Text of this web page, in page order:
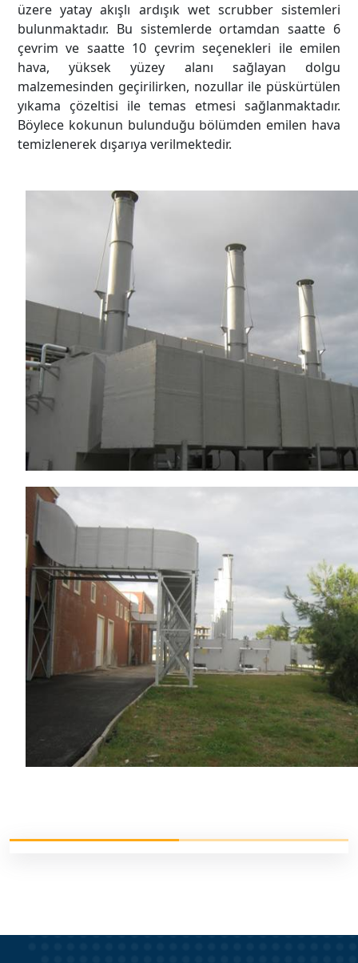
üzere yatay akışlı ardışık wet scrubber sistemleri
bulunmaktadır. Bu sistemlerde ortamdan saatte 6
çevrim ve saatte 10 çevrim seçenekleri ile emilen
hava, yüksek yüzey alanı sağlayan dolgu
malzemesinden geçirilirken, nozullar ile püskürtülen
yıkama çözeltisi ile temas etmesi sağlanmaktadır.
Böylece kokunun bulunduğu bölümden emilen hava
temizlenerek dışarıya verilmektedir.